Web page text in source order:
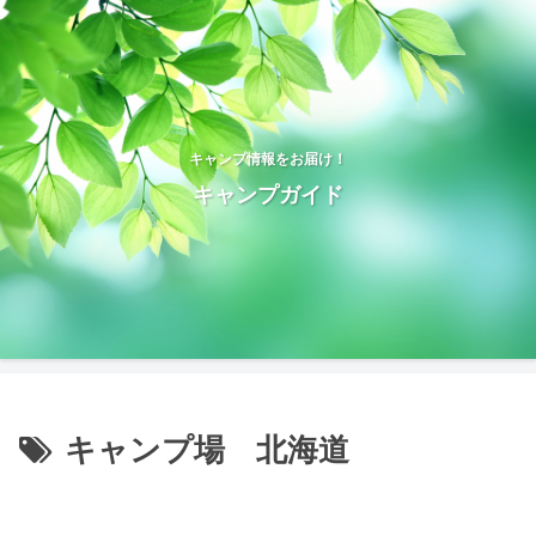
キャンプ情報をお届け！
キャンプガイド
キャンプ場 北海道